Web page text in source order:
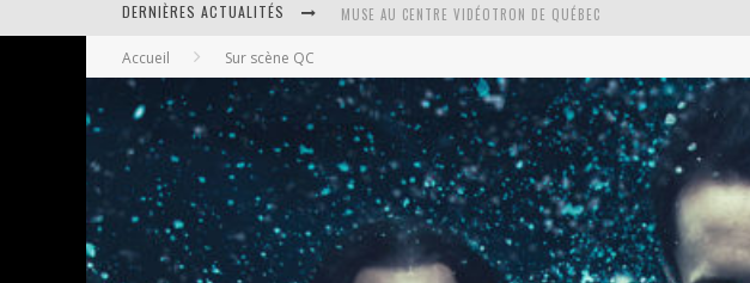
DERNIÈRES ACTUALITÉS MUSE AU CENTRE VIDÉOTRON DE QUÉBEC
JOURNEY AU CENTRE VIDÉOTRON : SAME OR SEPARATE WAYS?
LA TRAGÉDIE SORT DE LA NOUVELLE MUSIQUE
TOVE LO ÉTAIT DE PASSAGE AU MTELUS
LES DANSEURS ÉTOILES PARASITENT TON CIEL
Accueil Sur scène QC